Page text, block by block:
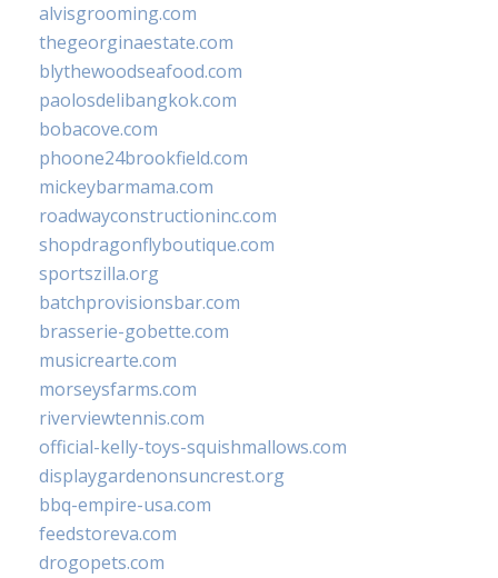
alvisgrooming.com
thegeorginaestate.com
blythewoodseafood.com
paolosdelibangkok.com
bobacove.com
phoone24brookfield.com
mickeybarmama.com
roadwayconstructioninc.com
shopdragonflyboutique.com
sportszilla.org
batchprovisionsbar.com
brasserie-gobette.com
musicrearte.com
morseysfarms.com
riverviewtennis.com
official-kelly-toys-squishmallows.com
displaygardenonsuncrest.org
bbq-empire-usa.com
feedstoreva.com
drogopets.com